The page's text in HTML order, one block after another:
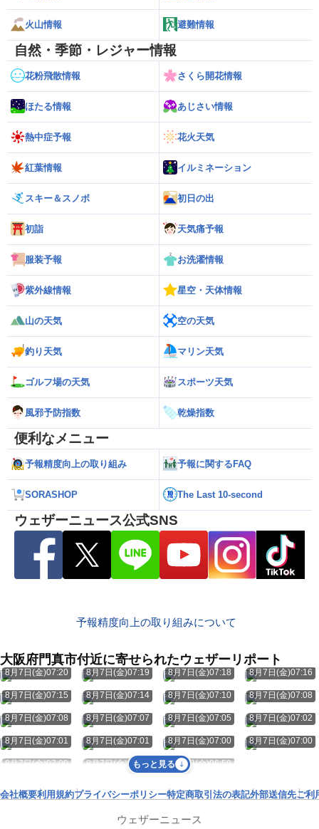
火山情報 避難情報
自然・季節・レジャー情報
花粉飛散情報 さくら開花情報
ほたる情報 あじさい情報
熱中症予報 花火天気
紅葉情報 イルミネーション
スキー＆スノボ 初日の出
初詣 天気痛予報
服装予報 お洗濯情報
紫外線情報 星空・天体情報
山の天気 空の天気
釣り天気 マリン天気
ゴルフ場の天気 スポーツ天気
風邪予防指数 乾燥指数
便利なメニュー
予報精度向上の取り組み 予報に関するFAQ
SORASHOP The Last 10-second
ウェザーニュース公式SNS
予報精度向上の取り組みについて
大阪府門真市付近に寄せられたウェザーリポート
8月7日(金)07:20 8月7日(金)07:19 8月7日(金)07:18 8月7日(金)07:16
8月7日(金)07:15 8月7日(金)07:14 8月7日(金)07:10 8月7日(金)07:08
8月7日(金)07:08 8月7日(金)07:07 8月7日(金)07:05 8月7日(金)07:02
8月7日(金)07:01 8月7日(金)07:01 8月7日(金)07:00 8月7日(金)07:00
8月7日(金)07:00 8月7日(金)06:59 8月7日(金)06:59
もっと見る
会社概要利用規約プライバシーポリシー特定商取引法の表記外部送信先ご利
ウェザーニュース